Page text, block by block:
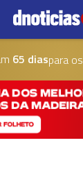
65 diaspara os